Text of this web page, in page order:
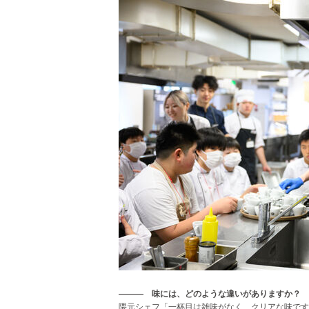
――― 味には、どのような違いがありますか？
隈元シェフ「一杯目は雑味がなく、クリアな味で